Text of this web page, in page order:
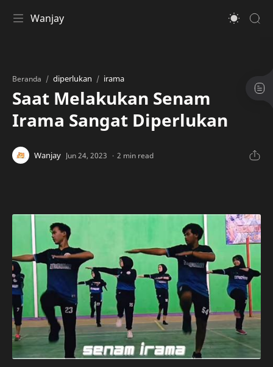
Wanjay
Beranda diperlukan irama
Saat Melakukan Senam
Irama Sangat Diperlukan
2 min read